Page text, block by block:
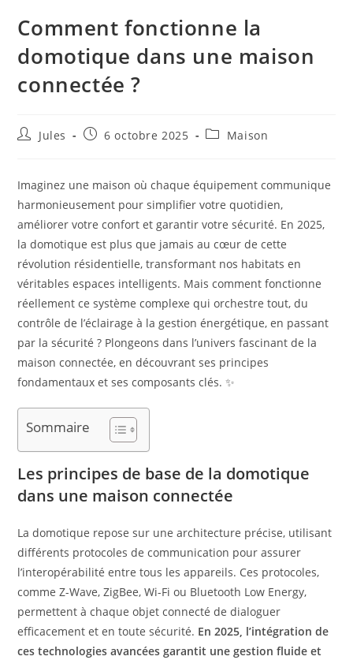
Comment fonctionne la
domotique dans une maison
connectée ?
Auteur/autrice
publication :
Jules
Publication
6 octobre 2025
PostMaison
Imaginez une maison où chaque équipement communique
harmonieusement pour simplifier votre quotidien,
améliorer votre confort et garantir votre sécurité. En 2025,
la domotique est plus que jamais au cœur de cette
révolution résidentielle, transformant nos habitats en
véritables espaces intelligents. Mais comment fonctionne
réellement ce système complexe qui orchestre tout, du
contrôle de l’éclairage à la gestion énergétique, en passant
par la sécurité ? Plongeons dans l’univers fascinant de la
maison connectée, en découvrant ses principes
fondamentaux et ses composants clés. ✨
Sommaire
Les principes de base de la domotique
dans une maison connectée
La domotique repose sur une architecture précise, utilisant
différents protocoles de communication pour assurer
l’interopérabilité entre tous les appareils. Ces protocoles,
comme Z-Wave, ZigBee, Wi-Fi ou Bluetooth Low Energy,
permettent à chaque objet connecté de dialoguer
efficacement et en toute sécurité. En 2025, l’intégration de
ces technologies avancées garantit une gestion fluide et